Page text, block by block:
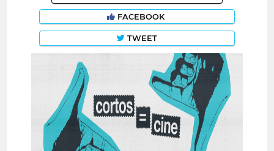
FACEBOOK
TWEET